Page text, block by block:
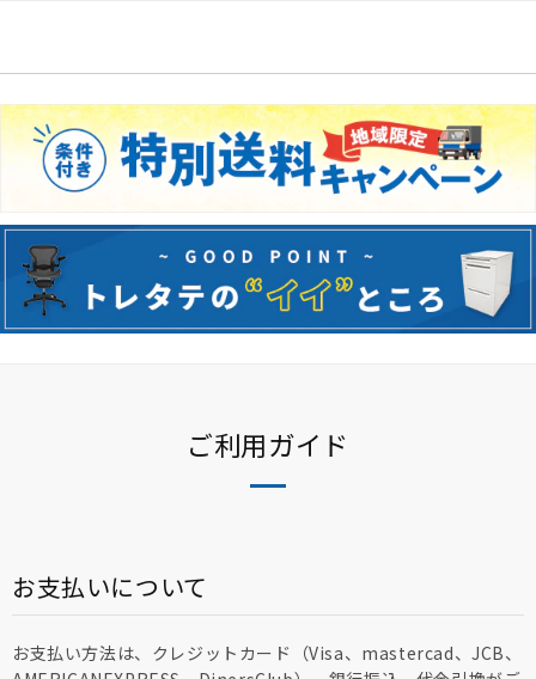
その他メーカー
ご利用ガイド
お支払いについて
お支払い方法は、クレジットカード（Visa、mastercad、JCB、